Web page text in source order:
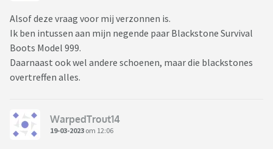
Alsof deze vraag voor mij verzonnen is.
Ik ben intussen aan mijn negende paar Blackstone Survival
Boots Model 999.
Daarnaast ook wel andere schoenen, maar die blackstones
overtreffen alles.
WarpedTrout14
19-03-2023 om 12:06